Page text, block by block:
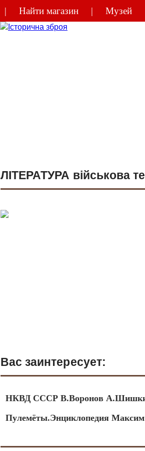
Найти магазин Музей
ЛІТЕРАТУРА військова
Вас заинтересует:
НКВД СССР В.Воронов
Пулемёты.Энциклопедия